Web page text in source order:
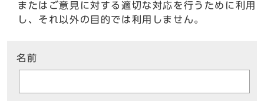
またはご意見に対する適切な対応を行うために利用
し、それ以外の目的では利用しません。
名前